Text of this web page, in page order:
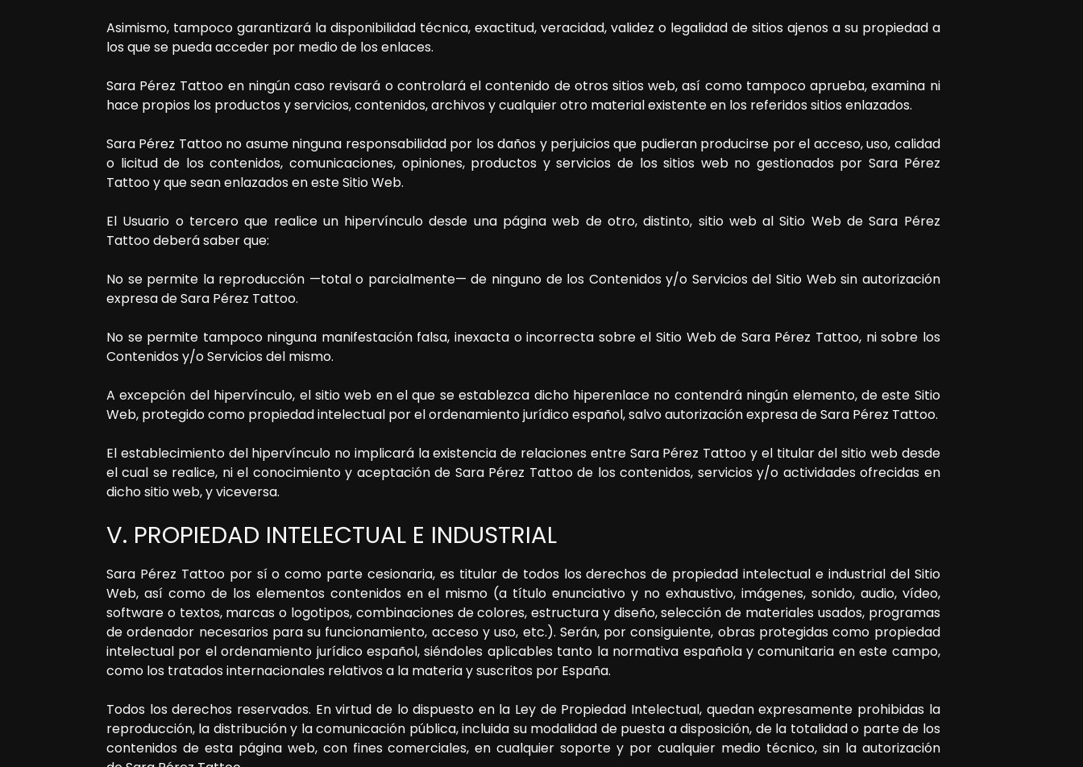
Asimismo, tampoco garantizará la disponibilidad técnica, exactitud, veracidad, validez o legalidad de sitios ajenos a su propiedad a
los que se pueda acceder por medio de los enlaces.
Sara Pérez Tattoo en ningún caso revisará o controlará el contenido de otros sitios web, así como tampoco aprueba, examina ni
hace propios los productos y servicios, contenidos, archivos y cualquier otro material existente en los referidos sitios enlazados.
Sara Pérez Tattoono asume ninguna responsabilidad por los daños y perjuicios que pudieran producirse por el acceso, uso, calidad
o licitud de los contenidos, comunicaciones, opiniones, productos y servicios de los sitios web no gestionados porSara Pérez
Tattooy que sean enlazados en este Sitio Web.
El Usuario o tercero que realice un hipervínculo desde una página web de otro, distinto, sitio web al Sitio Web deSara Pérez
Tattoodeberá saber que:
No se permite la reproducción —total o parcialmente— de ninguno de los Contenidos y/o Servicios del Sitio Web sin autorización
expresa deSara Pérez Tattoo.
No se permite tampoco ninguna manifestación falsa, inexacta o incorrecta sobre el Sitio Web de Sara Pérez Tattoo, ni sobre los
Contenidos y/o Servicios del mismo.
A excepción del hipervínculo, el sitio web en el que se establezca dicho hiperenlace no contendrá ningún elemento, de este Sitio
Web, protegido como propiedad intelectual por el ordenamiento jurídico español, salvo autorización expresa deSara Pérez Tattoo.
El establecimiento del hipervínculo no implicará la existencia de relaciones entre Sara Pérez Tattoo y el titular del sitio web desde
el cual se realice, ni el conocimiento y aceptación de Sara Pérez Tattoode los contenidos, servicios y/o actividades ofrecidas en
dicho sitio web, y viceversa.
V. PROPIEDAD INTELECTUAL E INDUSTRIAL
Sara Pérez Tattoopor sí o como parte cesionaria, es titular de todos los derechos de propiedad intelectual e industrial del Sitio
Web, así como de los elementos contenidos en el mismo (a título enunciativo y no exhaustivo, imágenes, sonido, audio, vídeo,
software o textos, marcas o logotipos, combinaciones de colores, estructura y diseño, selección de materiales usados, programas
de ordenador necesarios para su funcionamiento, acceso y uso, etc.). Serán, por consiguiente, obras protegidas como propiedad
intelectual por el ordenamiento jurídico español, siéndoles aplicables tanto la normativa española y comunitaria en este campo,
como los tratados internacionales relativos a la materia y suscritos por España.
Todos los derechos reservados. En virtud de lo dispuesto en la Ley de Propiedad Intelectual, quedan expresamente prohibidas la
reproducción, la distribución y la comunicación pública, incluida su modalidad de puesta a disposición, de la totalidad o parte de los
contenidos de esta página web, con fines comerciales, en cualquier soporte y por cualquier medio técnico, sin la autorización